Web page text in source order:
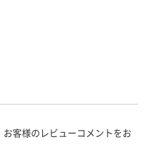
客様のレビューコメントをお